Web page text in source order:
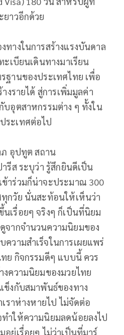
ยาวอีกด้วย
ทางในการสร้างแรงบันดาล
ะเบียนเดินทางมาเรียน
ฐานของประเทศไทย เพื่อ
งรายได้ สู่การเพิ่มมูลค่า
บอุตสาหกรรมต่าง ๆ ทั้งใน
ระเทศต่อไป
ภ อุปทูต สถาน
รีส ระบุว่า รู้สึกยินดีเป็น
ข้าร่วมก็น่าจะประมาณ 300
กวัย นั่นสะท้อนให้เห็นว่า
เรื่อยๆ จริงๆ ก็เป็นที่นิยม
จากจำนวนความนิยมของ
ความสำเร็จในการเผยแพร่
ย กิจกรรมดีๆ แบบนี้ ควร
งความนิยมของมวยไทย
ข็งกับสมาพันธ์ของทาง
เราห่างหายไป ไม่จัดต่อ
ทำให้ความนิยมลดน้อยลงไป
อยู่เรื่อยๆ ไม่ว่าเป็นที่มาร์